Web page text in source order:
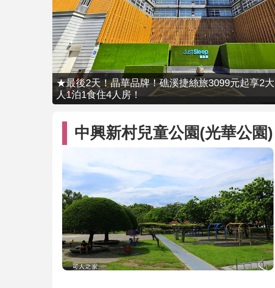
★最後2天！晶華品牌！礁溪捷絲旅3099元起享2
人1泊1食住4人房！
中興新村兒童公園(光華公園)